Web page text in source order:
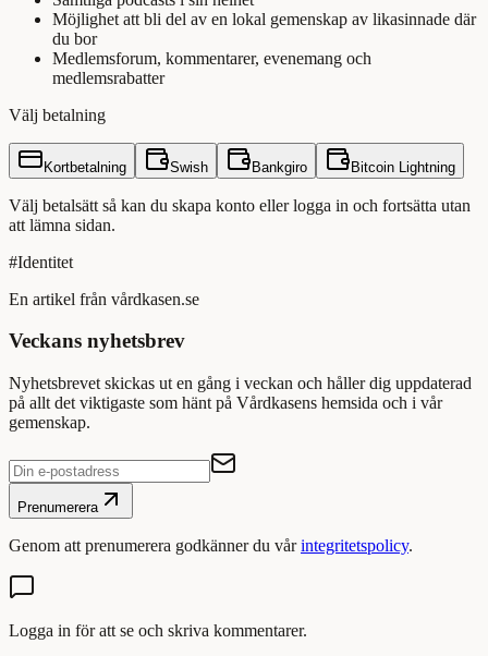
Möjlighet att bli del av en lokal gemenskap av likasinnade där
du bor
Medlemsforum, kommentarer, evenemang och
medlemsrabatter
Välj betalning
Kortbetalning Swish Bankgiro Bitcoin Lightning
Välj betalsätt så kan du skapa konto eller logga in och fortsätta utan
att lämna sidan.
#Identitet
En artikel från vårdkasen.se
Veckans nyhetsbrev
Nyhetsbrevet skickas ut en gång i veckan och håller dig uppdaterad
på allt det viktigaste som hänt på Vårdkasens hemsida och i vår
gemenskap.
Prenumerera
Genom att prenumerera godkänner du vår integritetspolicy.
Logga in för att se och skriva kommentarer.